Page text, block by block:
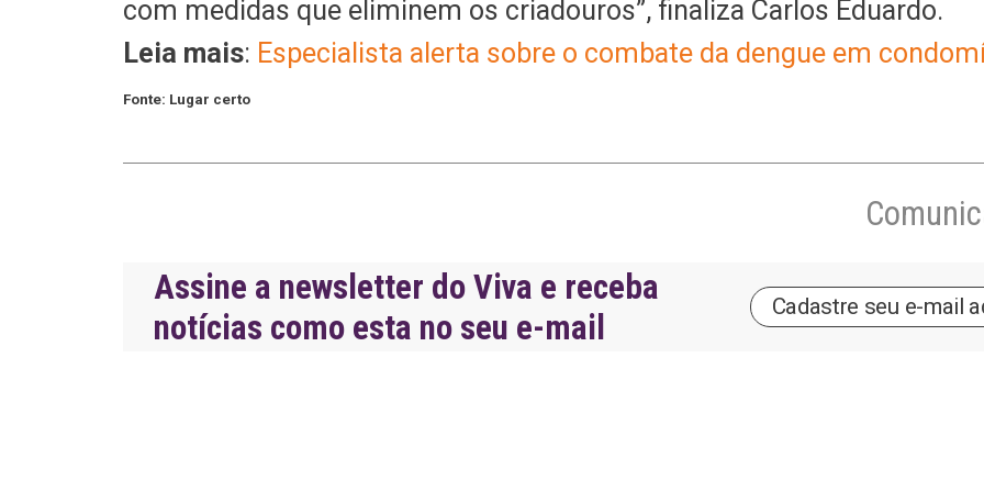
com medidas que eliminem os criadouros”, finaliza Carlos Eduardo.
Leia mais: Especialista alerta sobre o combate da dengue em
Fonte: Lugar certo
Assine a newsletter do Viva e receba
notícias como esta no seu e-mail